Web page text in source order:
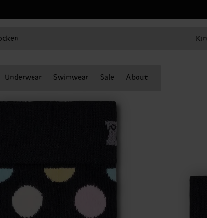
Underwear Swimwear Sale About